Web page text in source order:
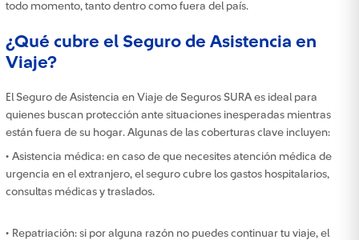
todo momento, tanto dentro como fuera del país.
¿Qué cubre el Seguro de Asistencia en
Viaje?
El Seguro de Asistencia en Viaje de Seguros SURA es ideal para
quienes buscan protección ante situaciones inesperadas mientras
están fuera de su hogar. Algunas de las coberturas clave incluyen:
• Asistencia médica: en caso de que necesites atención médica de
urgencia en el extranjero, el seguro cubre los gastos hospitalarios,
consultas médicas y traslados.
• Repatriación: si por alguna razón no puedes continuar tu viaje, el